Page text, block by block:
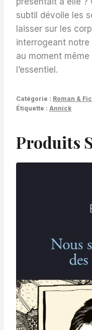
subtil dévoile les
laisser sur les
interrogeant
au moment
l’essentiel.
Catégorie : Roman &
Étiquette : Annick
Produits